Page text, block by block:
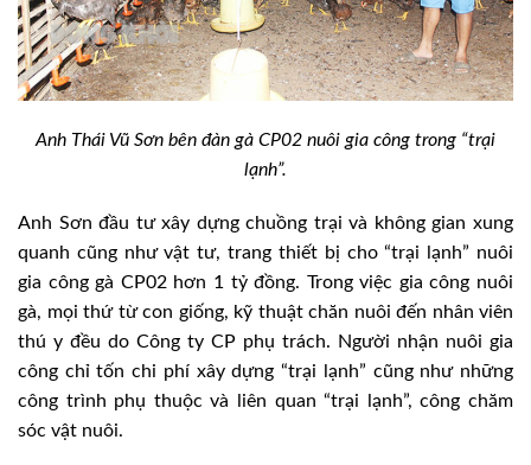
Anh Thái Vũ Sơn bên đàn gà CP02 nuôi gia công trong “trại
lạnh”.
Anh Sơn đầu tư xây dựng chuồng trại và không gian xung
quanh cũng như vật tư, trang thiết bị cho “trại lạnh” nuôi
gia công gà CP02 hơn 1 tỷ đồng. Trong việc gia công nuôi
gà, mọi thứ từ con giống, kỹ thuật chăn nuôi đến nhân viên
thú y đều do Công ty CP phụ trách. Người nhận nuôi gia
công chỉ tốn chi phí xây dựng “trại lạnh” cũng như những
công trình phụ thuộc và liên quan “trại lạnh”, công chăm
sóc vật nuôi.